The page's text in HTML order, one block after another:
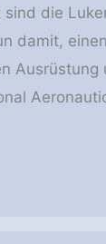
sind die
damit,